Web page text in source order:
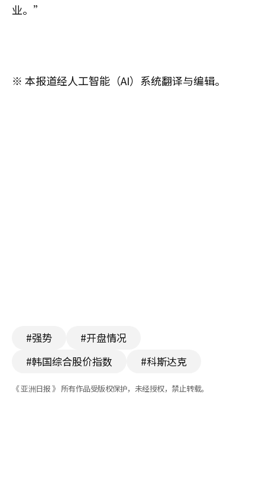
业。”
※ 本报道经人工智能（AI）系统翻译与编辑。
#强势
#开盘情况
#韩国综合股价指数
#科斯达克
《 亚洲日报 》 所有作品受版权保护，未经授权，禁止转载。